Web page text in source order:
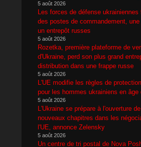
5 août 2026
Les forces de défense ukrainiennes
des postes de commandement,
un entrepôt russes
5 août 2026
Rozetka, première plateforme de
d'Ukraine, perd son plus grand
distribution dans une frappe russe
5 août 2026
L'UE modifie les règles de
pour les hommes ukrainiens en âge
5 août 2026
L'Ukraine se prépare à l'ouverture
nouveaux chapitres dans les
l'UE, annonce Zelensky
5 août 2026
Un centre de tri postal de Nova